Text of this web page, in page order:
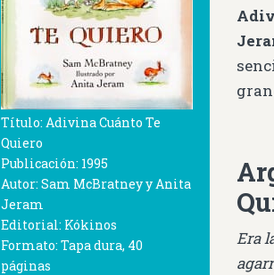
Título: Adivina Cuánto Te
Quiero
Publicación: 1995
Autor: Sam McBratney y Anita
Jeram
Editorial: Kókinos
Formato: Tapa dura, 40
páginas
Era